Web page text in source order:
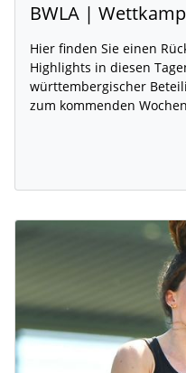
BWLA |
Hier finden Sie einen
Highlights in diesen
württembergischer
zum kommenden